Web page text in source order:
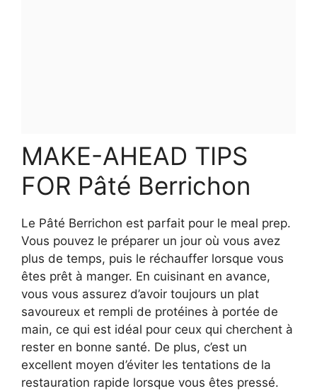
MAKE-AHEAD TIPS
FOR Pâté Berrichon
Le Pâté Berrichon est parfait pour le meal prep.
Vous pouvez le préparer un jour où vous avez
plus de temps, puis le réchauffer lorsque vous
êtes prêt à manger. En cuisinant en avance,
vous vous assurez d’avoir toujours un plat
savoureux et rempli de protéines à portée de
main, ce qui est idéal pour ceux qui cherchent à
rester en bonne santé. De plus, c’est un
excellent moyen d’éviter les tentations de la
restauration rapide lorsque vous êtes pressé.